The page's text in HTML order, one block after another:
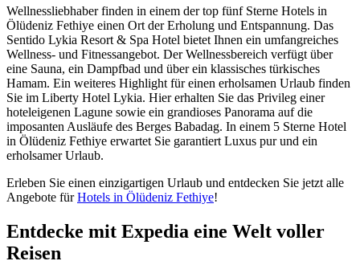
Wellnessliebhaber finden in einem der top fünf Sterne Hotels in
Ölüdeniz Fethiye einen Ort der Erholung und Entspannung. Das
Sentido Lykia Resort & Spa Hotel bietet Ihnen ein umfangreiches
Wellness- und Fitnessangebot. Der Wellnessbereich verfügt über
eine Sauna, ein Dampfbad und über ein klassisches türkisches
Hamam. Ein weiteres Highlight für einen erholsamen Urlaub finden
Sie im Liberty Hotel Lykia. Hier erhalten Sie das Privileg einer
hoteleigenen Lagune sowie ein grandioses Panorama auf die
imposanten Ausläufe des Berges Babadag. In einem 5 Sterne Hotel
in Ölüdeniz Fethiye erwartet Sie garantiert Luxus pur und ein
erholsamer Urlaub.
Erleben Sie einen einzigartigen Urlaub und entdecken Sie jetzt alle
Angebote fürHotels in Ölüdeniz Fethiye!
Entdecke mit Expedia eine Welt voller
Reisen